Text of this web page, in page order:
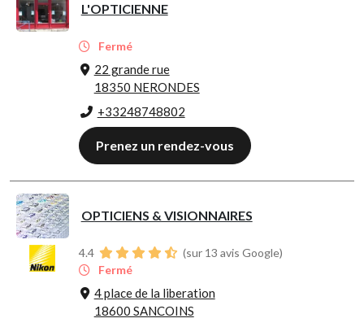
L'OPTICIENNE
Fermé
22 grande rue
18350 NERONDES
+33248748802
Prenez un rendez-vous
OPTICIENS & VISIONNAIRES
4.4
(sur 13 avis Google)
Fermé
4 place de la liberation
18600 SANCOINS